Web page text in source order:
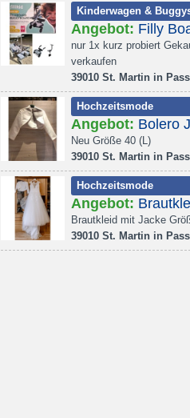
Kinderwagen &
Angebot: Filly
nur 1x kurz probiert
verkaufen
39010 St. Martin in
Hochzeitsmode
Angebot: Bolero
Neu Größe 40 (L)
39010 St. Martin in
Hochzeitsmode
Angebot:
Brautkleid mit Jacke
39010 St. Martin in